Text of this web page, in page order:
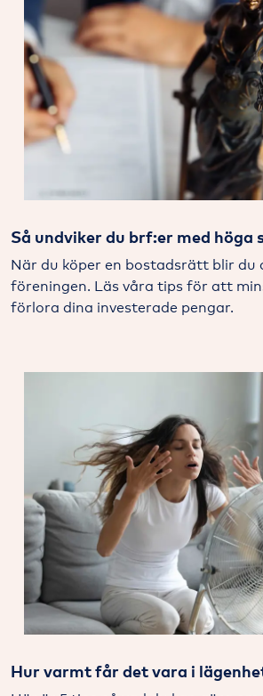
Så undviker du brf:er med höga
När du köper en bostadsrätt blir du
föreningen. Läs våra tips för att
förlora dina investerade pengar.
Hur varmt får det vara i